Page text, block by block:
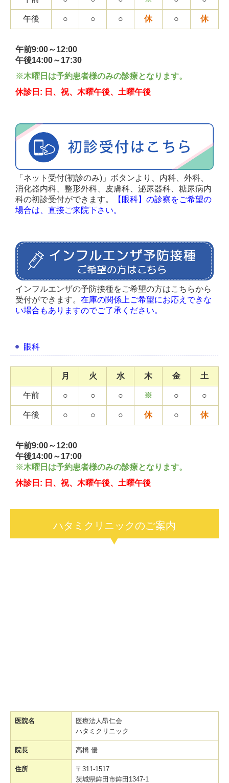
午後 ○ ○ ○ 休 ○ 休
午前9:00～12:00
午後14:00～17:30
※木曜日は予約患者様のみの診療となります。
休診日: 日、祝、木曜午後、土曜午後
「ネット受付(初診のみ)」ボタンより、内科、外科、
消化器内科、整形外科、皮膚科、泌尿器科、糖尿病内
科の初診受付ができます。
【眼科】の診察をご希望の
場合は、直接ご来院下さい。
インフルエンザの予防接種をご希望の方はこちらから
受付ができます。 在庫の関係上ご希望にお応えできな
い場合もありますのでご了承ください。
眼科
月 火 水 木 金 土
午前 ○ ○ ○ ※ ○ ○
午後 ○ ○ ○ 休 ○ 休
午前9:00～12:00
午後14:00～17:00
※木曜日は予約患者様のみの診療となります。
休診日: 日、祝、木曜午後、土曜午後
ハタミクリニックのご案内
医院名
医療法人昂仁会
ハタミクリニック
院長 高橋 優
住所
〒311-1517
茨城県鉾田市鉾田1347-1